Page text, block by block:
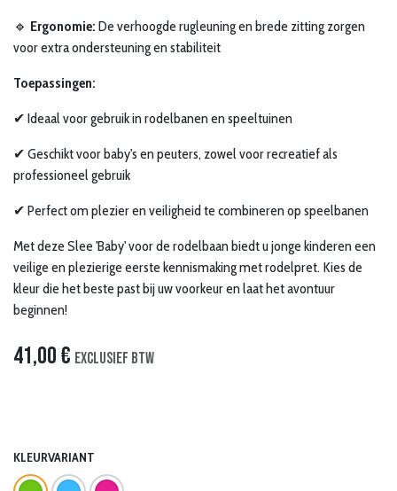
🔹 Ergonomie: De verhoogde rugleuning en brede zitting zorgen
voor extra ondersteuning en stabiliteit
Toepassingen:
✔ Ideaal voor gebruik in rodelbanen en speeltuinen
✔ Geschikt voor baby's en peuters, zowel voor recreatief als
professioneel gebruik
✔ Perfect om plezier en veiligheid te combineren op speelbanen
Met deze Slee 'Baby' voor de rodelbaan biedt u jonge kinderen een
veilige en plezierige eerste kennismaking met rodelpret. Kies de
kleur die het beste past bij uw voorkeur en laat het avontuur
beginnen!
41,00€ Exclusief btw
KLEURVARIANT